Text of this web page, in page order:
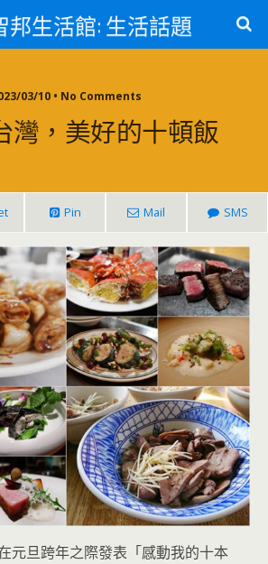
邦生活館: 生活話題
03/10 • No Comments
灣，美好的十頓飯
Pin Mail SMS
元旦跨年之際發表「感動我的十本